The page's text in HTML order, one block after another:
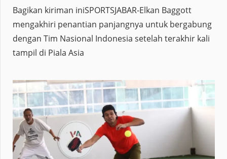
Bagikan kiriman iniSPORTSJABAR-Elkan Baggott
mengakhiri penantian panjangnya untuk bergabung
dengan Tim Nasional Indonesia setelah terakhir kali
tampil di Piala Asia